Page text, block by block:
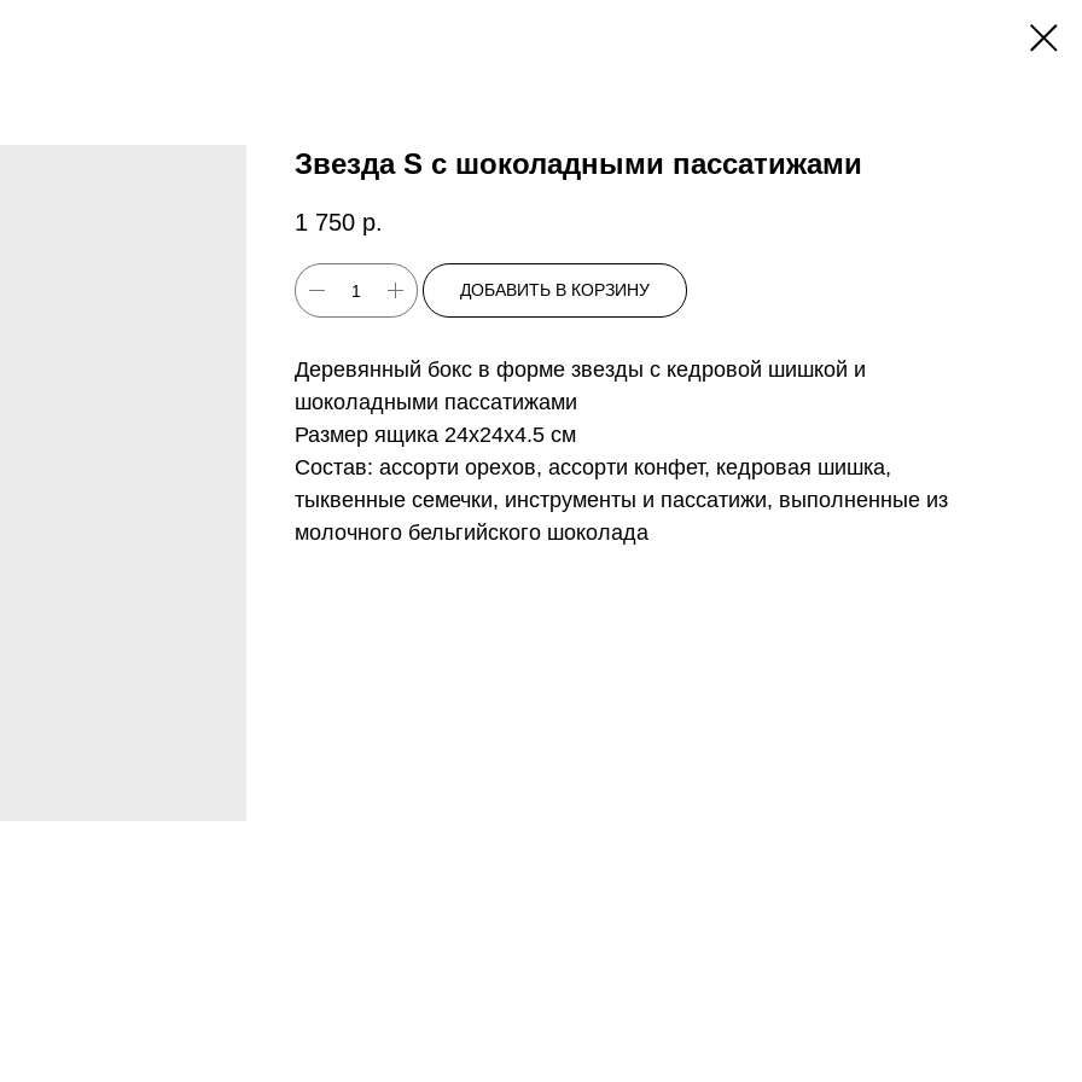
Звезда S с шоколадными пассатижами
1 750 р.
ДОБАВИТЬ В КОРЗИНУ
Деревянный бокс в форме звезды с кедровой шишкой и
шоколадными пассатижами
Размер ящика 24x24x4.5 см
Состав: ассорти орехов, ассорти конфет, кедровая шишка,
тыквенные семечки, инструменты и пассатижи, выполненные из
молочного бельгийского шоколада